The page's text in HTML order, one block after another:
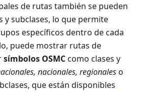
de rutas también se pueden
y subclases, lo que permite
específicos dentro de cada
puede mostrar rutas de
símbolos OSMCcomo clases y
nacionales, regionaleso
que están disponibles